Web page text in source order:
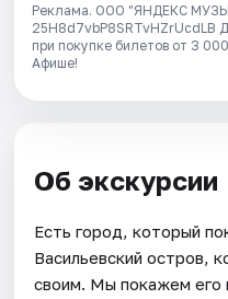
Реклама. ООО "ЯНДЕКС
25H8d7vbP8SRTvHZrUcdLB
при покупке билетов от 3
Афише!
Об экскурсии
Есть город, который
Васильевский остров,
своим. Мы покажем